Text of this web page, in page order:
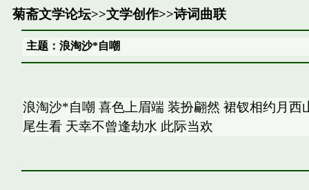
菊斋文学论坛>>文学创作>>诗词曲联
主题：浪淘沙*自嘲
浪淘沙*自嘲 喜色上眉端 装扮翩然 裙钗相约月
尾生看 天幸不曾逢劫水 此际当欢